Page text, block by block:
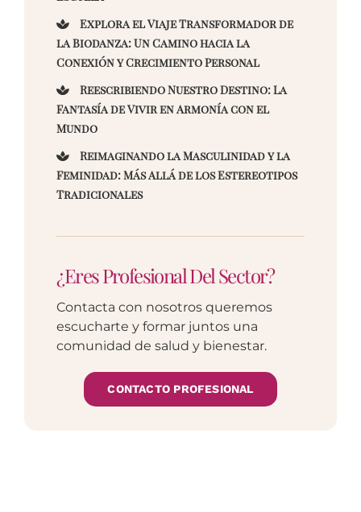
Explora el Viaje Transformador de
la Biodanza: Un Camino hacia la
Conexión y Crecimiento Personal
Reescribiendo Nuestro Destino: La
Fantasía de Vivir en Armonía con el
Mundo
Reimaginando la Masculinidad y la
Feminidad: Más Allá de los Estereotipos
Tradicionales
¿Eres Profesional Del Sector?
Contacta con nosotros queremos
escucharte y formar juntos una
comunidad de salud y bienestar.
CONTACTO PROFESIONAL